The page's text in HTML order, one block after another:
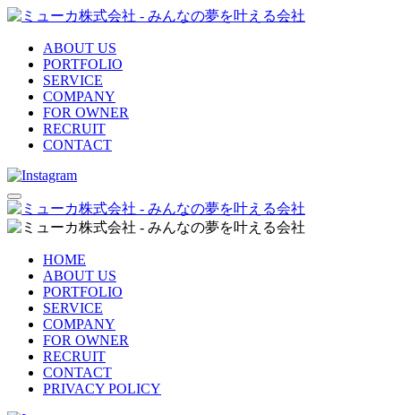
ABOUT US
PORTFOLIO
SERVICE
COMPANY
FOR OWNER
RECRUIT
CONTACT
HOME
ABOUT US
PORTFOLIO
SERVICE
COMPANY
FOR OWNER
RECRUIT
CONTACT
PRIVACY POLICY